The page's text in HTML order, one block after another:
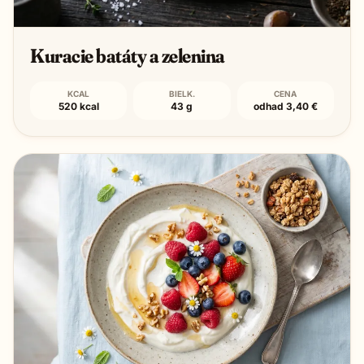
Kuracie batáty a zelenina
KCAL
520 kcal
BIELK.
43 g
CENA
odhad 3,40 €